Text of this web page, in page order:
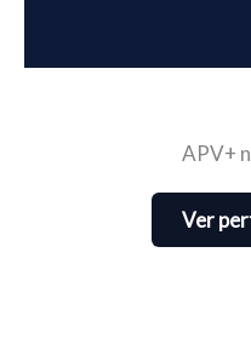
APV+
Ver